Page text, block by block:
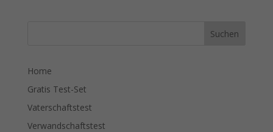
Home
Gratis Test-Set
Vaterschaftstest
Verwandschaftstest